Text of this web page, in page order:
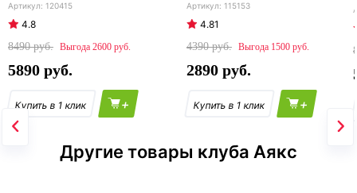
120415
4.8
8490
2600
5890
+
115153
4.81
4390
1500
2890
+
Другие товары клуба Аякс